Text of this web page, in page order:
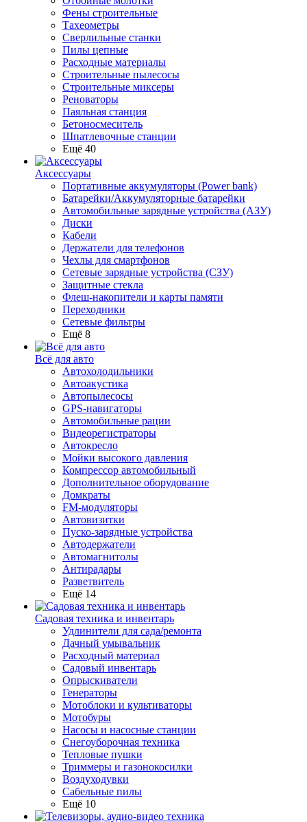
Фены строительные
Тахеометры
Сверлильные станки
Пилы цепные
Расходные материалы
Строительные пылесосы
Строительные миксеры
Реноваторы
Паяльная станция
Бетоносмеситель
Шпатлевочные станции
Ещё 40
Аксессуары
Портативные аккумуляторы (Power bank)
Батарейки/Аккумуляторные батарейки
Автомобильные зарядные устройства (АЗУ)
Диски
Кабели
Держатели для телефонов
Чехлы для смартфонов
Сетевые зарядные устройства (СЗУ)
Защитные стекла
Флеш-накопители и карты памяти
Переходники
Сетевые фильтры
Ещё 8
Всё для авто
Автохолодильники
Автоакустика
Автопылесосы
GPS-навигаторы
Автомобильные рации
Видеорегистраторы
Автокресло
Мойки высокого давления
Компрессор автомобильный
Дополнительное оборудование
Домкраты
FM-модуляторы
Автовизитки
Пуско-зарядные устройства
Автодержатели
Автомагнитолы
Антирадары
Разветвитель
Ещё 14
Садовая техника и инвентарь
Удлинители для сада/ремонта
Дачный умывальник
Расходный материал
Садовый инвентарь
Опрыскиватели
Генераторы
Мотоблоки и культиваторы
Мотобуры
Насосы и насосные станции
Снегоуборочная техника
Тепловые пушки
Триммеры и газонокосилки
Воздуходувки
Сабельные пилы
Ещё 10